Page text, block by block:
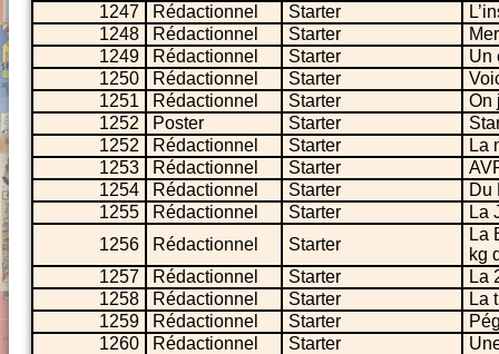
1247
Rédactionnel Starter
1248
Rédactionnel Starter
1249
Rédactionnel Starter
Un
1250
Rédactionnel Starter
1251
Rédactionnel Starter
On
1252
Poster Starter
1252
Rédactionnel Starter
La
1253
Rédactionnel Starter
1254
Rédactionnel Starter
Du
1255
Rédactionnel Starter
La
1256
Rédactionnel Starter
La
kg
1257
Rédactionnel Starter
La
1258
Rédactionnel Starter
La
1259
Rédactionnel Starter
1260
Rédactionnel Starter